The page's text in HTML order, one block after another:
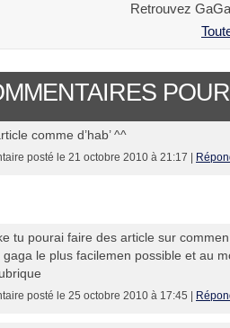
Retrouvez
comme d’hab’ ^^
posté le 21 octobre 2010 à 21:17 |
tu pourai faire des article sur
gaga le plus facilemen possible et au
posté le 25 octobre 2010 à 17:45 |